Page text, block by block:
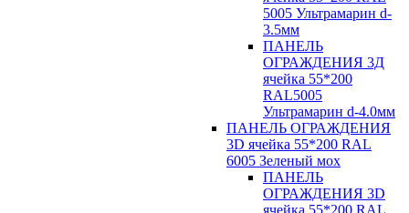
5005 Ультрамарин d-
3.5мм
ПАНЕЛЬ
ОГРАЖДЕНИЯ 3Д
ячейка 55*200
RAL5005
Ультрамарин d-4.0мм
ПАНЕЛЬ ОГРАЖДЕНИЯ
3D ячейка 55*200 RAL
6005 Зеленый мох
ПАНЕЛЬ
ОГРАЖДЕНИЯ 3D